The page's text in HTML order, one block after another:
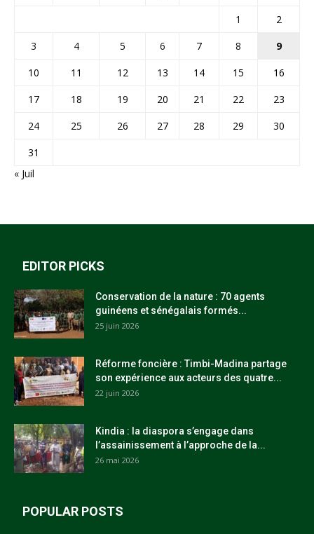
1
2
3
4 5 6 7 8
9
10
11 12 13 14 15
16
17
18 19 20 21 22
23
24
25 26 27 28 29
30
31
« Juil
EDITOR PICKS
Conservation de la nature : 70 agents
guinéens et sénégalais formés...
25 juin 2026
Réforme foncière : Timbi-Madina partage
son expérience aux acteurs des quatre...
22 juin 2026
Kindia : la diaspora s’engage dans
l’assainissement à l’approche de la...
26 mai 2026
POPULAR POSTS